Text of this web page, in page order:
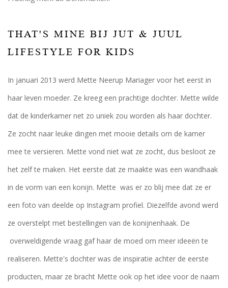
THAT'S MINE BIJ JUT & JUUL
LIFESTYLE FOR KIDS
In januari 2013 werd Mette Neerup Mariager voor het eerst in
haar leven moeder. Ze kreeg een prachtige dochter. Mette wilde
dat de kinderkamer net zo uniek zou worden als haar dochter.
Ze zocht naar leuke dingen met mooie details om de kamer
mee te versieren. Mette vond niet wat ze zocht, dus besloot ze
het zelf te maken. Het eerste dat ze maakte was een wandhaak
in de vorm van een konijn. Mette was er zo blij mee dat ze er
een foto van deelde op Instagram profiel. Diezelfde avond werd
ze overstelpt met bestellingen van de konijnenhaak. De
overweldigende vraag gaf haar de moed om meer ideeën te
realiseren. Mette's dochter was de inspiratie achter de eerste
producten, maar ze bracht Mette ook op het idee voor de naam